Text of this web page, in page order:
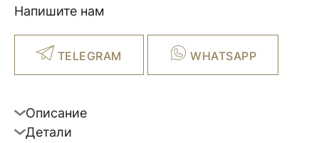
Напишите нам
TELEGRAM WHATSAPP
Описание
Детали